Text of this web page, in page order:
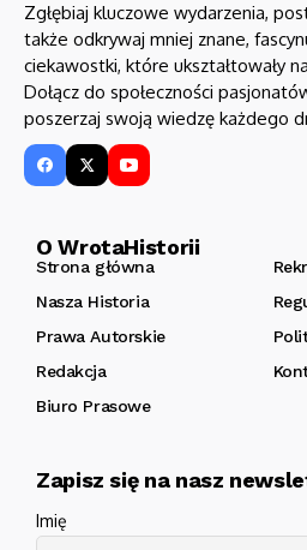
Zgłębiaj kluczowe wydarzenia,
także odkrywaj mniej znane,
ciekawostki, które ukształtowały
Dołącz do społeczności
poszerzaj swoją wiedzę każdego
O WrotaHistorii
Strona główna
Nasza Historia
Prawa Autorskie
Redakcja
Biuro Prasowe
Zapisz się na nasz
Imię